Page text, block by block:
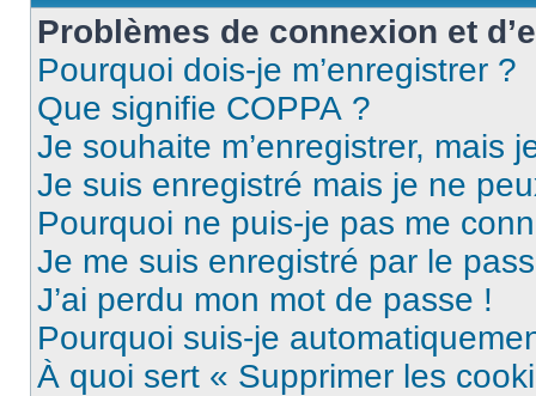
Problèmes de connexion et
Pourquoi dois-je m’enregistrer ?
Que signifie COPPA ?
Je souhaite m’enregistrer, mais
Je suis enregistré mais je ne
Pourquoi ne puis-je pas me
Je me suis enregistré par le
J’ai perdu mon mot de passe !
Pourquoi suis-je
À quoi sert « Supprimer les